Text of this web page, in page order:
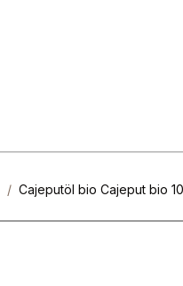
/ Cajeputöl bio Cajeput bio